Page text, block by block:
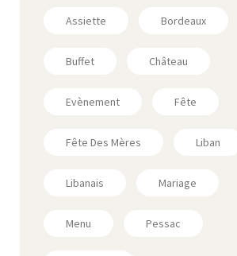
Assiette Bordeaux
Buffet Château
Evènement Fête
Fête Des Mères Liban
Libanais Mariage
Menu Pessac